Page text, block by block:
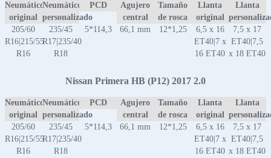
Neumático
original
Neumático
personalizado
PCD
Agujero
central
Tamaño
de rosca
Llanta
original
Llanta
205/60
R16|215/55
R16
235/45
R17|235/40
R18
5*114,3 66,1 mm 12*1,25
6,5 x 16
ET40|7 x
16 ET40
7,5 x 17
ET40|7,5
x 18 ET40
Nissan Primera HB (P12) 2017 2.0
Neumático
original
Neumático
personalizado
PCD
Agujero
central
Tamaño
de rosca
Llanta
original
Llanta
205/60
R16|215/55
R16
235/45
R17|235/40
R18
5*114,3 66,1 mm 12*1,25
6,5 x 16
ET40|7 x
16 ET40
7,5 x 17
ET40|7,5
x 18 ET40